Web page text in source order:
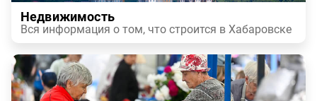
Недвижимость
Вся информация о том, что строится в Хабаровске